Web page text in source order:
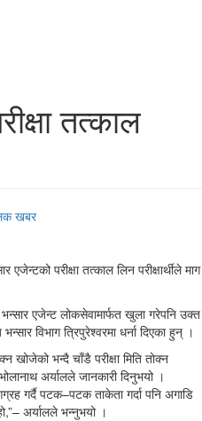
तत्काल
खबर
परीक्षा तत्काल लिन परीक्षार्थीले माग
एजेन्ट लोकसेवामार्फत खुला गरेपनि उक्त
विभाग त्रिपुरेश्वरमा धर्ना दिएका हुन् ।
खोजेको भन्दै चाँडै परीक्षा मिति तोक्न
भोलानाथ अर्यालले जानकारी दिनुभयो ।
गर्दै पटक–पटक ताकेता गर्दा पनि अगाडि
अर्यालले भन्नुभयो ।